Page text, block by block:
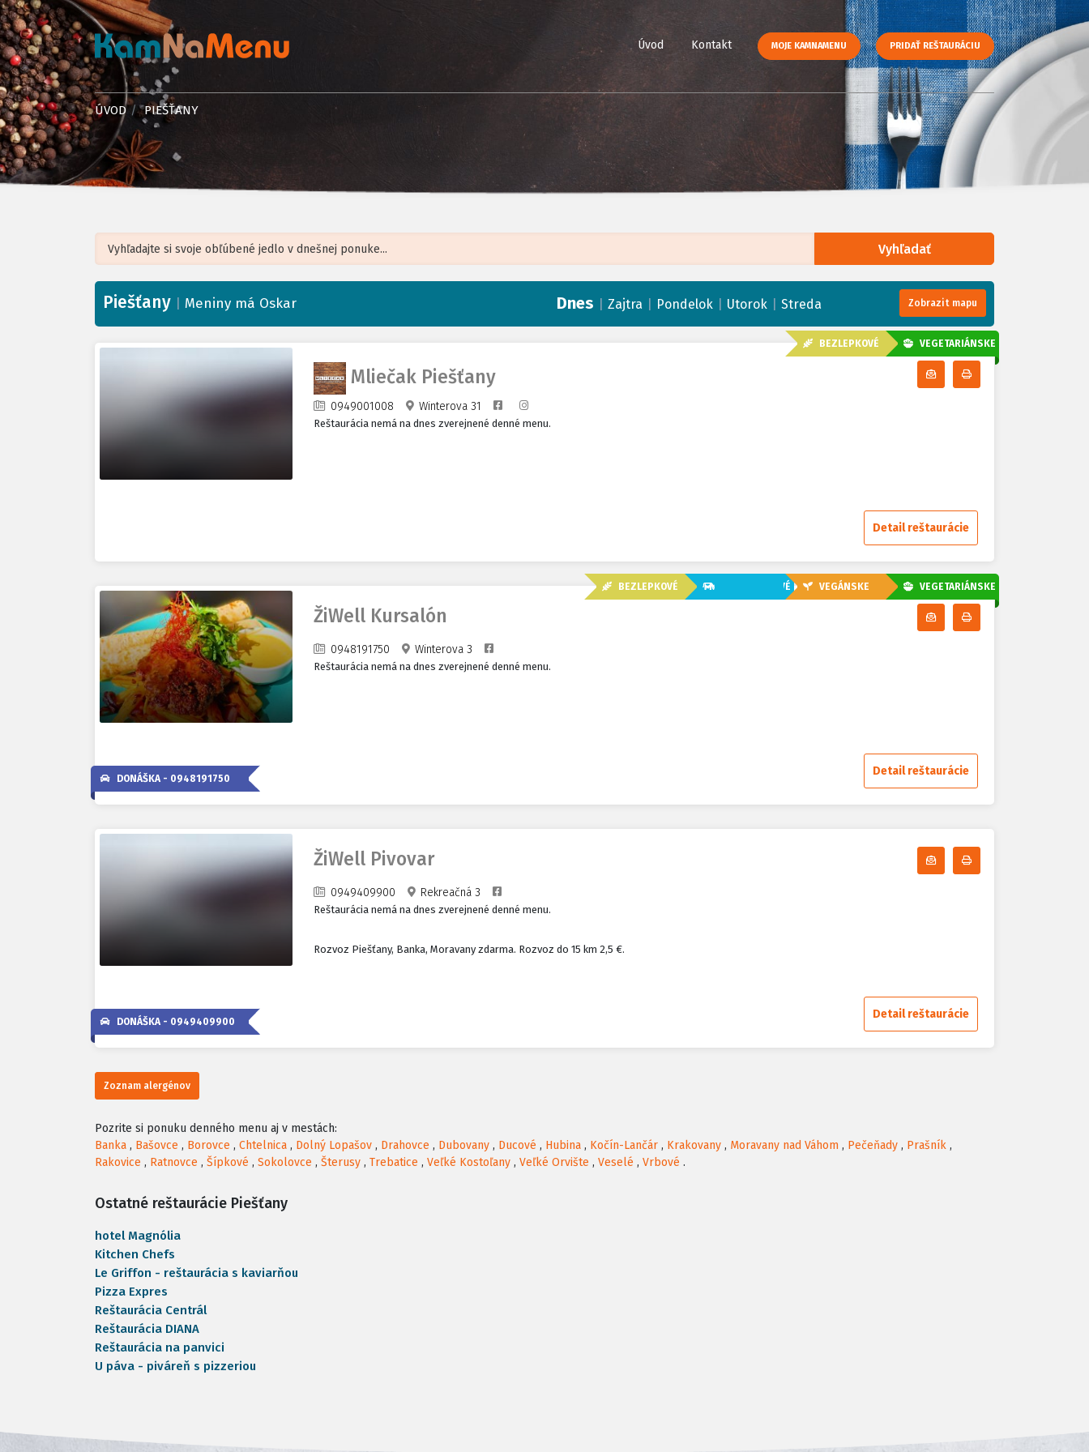
Úvod Kontakt MOJE KAMNAMENU PRIDAŤ REŠTAURÁCIU
ÚVOD PIEŠŤANY
Vyhľadať
+
−
Piešťany Meniny má Oskar Dnes Zajtra Pondelok Utorok Streda Zobrazit mapu
BEZLEPKOVÉ VEGETARIÁNSKE
Mliečak Piešťany
0949001008 Winterova 31
Odoberať denné menu
Reštaurácia nemá na dnes zverejnené denné menu.
Detail reštaurácie
BEZLEPKOVÉ BEZLAKTÓZOVÉ VEGÁNSKE VEGETARIÁNSKE
ŽiWell Kursalón
0948191750 Winterova 3
Odoberať denné menu
DONÁŠKA - 0948191750
Reštaurácia nemá na dnes zverejnené denné menu.
Detail reštaurácie
ŽiWell Pivovar
0949409900 Rekreačná 3
Odoberať denné menu
DONÁŠKA - 0949409900
Reštaurácia nemá na dnes zverejnené denné menu.
Rozvoz Piešťany, Banka, Moravany zdarma. Rozvoz do 15 km 2,5 €.
Detail reštaurácie
Zoznam alergénov
Pozrite si ponuku denného menu aj v mestách:
Banka , Bašovce , Borovce , Chtelnica , Dolný Lopašov , Drahovce , Dubovany , Ducové , Hubina , Kočín-Lančár , Krakovany , Moravany nad Váhom , Pečeňady , Prašník ,
Rakovice , Ratnovce , Šípkové , Sokolovce , Šterusy , Trebatice , Veľké Kostoľany , Veľké Orvište , Veselé , Vrbové .
Ostatné reštaurácie Piešťany
hotel Magnólia
Kitchen Chefs
Le Griffon - reštaurácia s kaviarňou
Pizza Expres
Reštaurácia Centrál
Reštaurácia DIANA
Reštaurácia na panvici
U páva - piváreň s pizzeriou